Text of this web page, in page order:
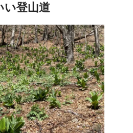
い登山道